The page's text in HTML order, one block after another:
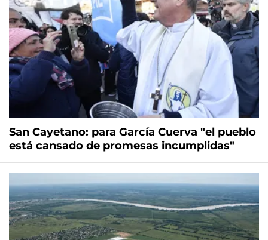
San Cayetano: para García Cuerva "el pueblo
está cansado de promesas incumplidas"